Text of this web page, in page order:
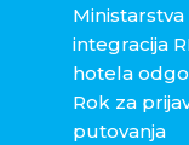
integracija
hotela
Rok za
putovanja